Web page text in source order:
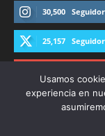
30,500
25,157
©
Usamos
experiencia en